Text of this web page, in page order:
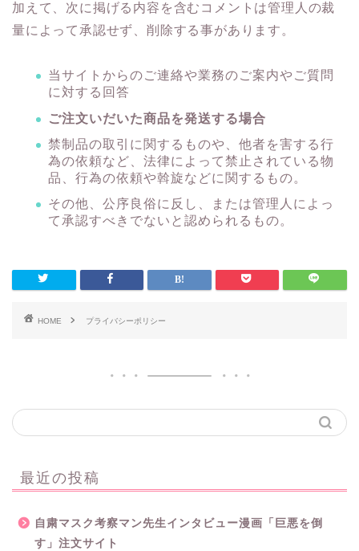
加えて、次に掲げる内容を含むコメントは管理人の裁
量によって承認せず、削除する事があります。
当サイトからのご連絡や業務のご案内やご質問
に対する回答
ご注文いだいた商品を発送する場合
禁制品の取引に関するものや、他者を害する行
為の依頼など、法律によって禁止されている物
品、行為の依頼や斡旋などに関するもの。
その他、公序良俗に反し、または管理人によっ
て承認すべきでないと認められるもの。
HOME プライバシーポリシー
最近の投稿
自粛マスク考察マン先生インタビュー漫画「巨悪を倒
す」注文サイト